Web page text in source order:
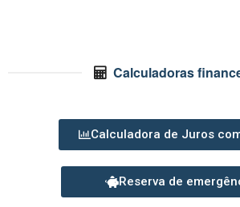
Calculadoras
Calculadora de Juros
Reserva de